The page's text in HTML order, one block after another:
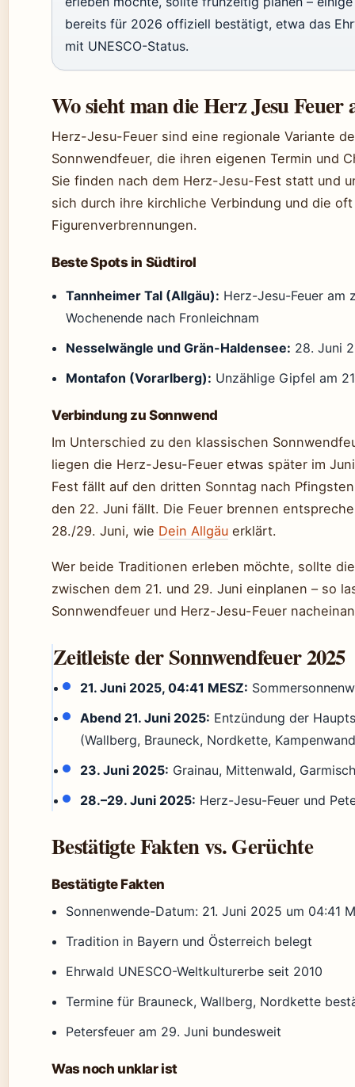
bereits für 2026 offiziell bestätigt, etwa das
mit UNESCO-Status.
Wo sieht man die Herz Jesu Feuer
Herz-Jesu-Feuer sind eine regionale Variante
Sonnwendfeuer, die ihren eigenen Termin und
Sie finden nach dem Herz-Jesu-Fest statt und
sich durch ihre kirchliche Verbindung und die
Figurenverbrennungen.
Beste Spots in Südtirol
Tannheimer Tal (Allgäu): Herz-Jesu-Feuer am
Wochenende nach Fronleichnam
Nesselwängle und Grän-Haldensee: 28. Juni
Montafon (Vorarlberg): Unzählige Gipfel am
Verbindung zu Sonnwend
Im Unterschied zu den klassischen
liegen die Herz-Jesu-Feuer etwas später im
Fest fällt auf den dritten Sonntag nach
den 22. Juni fällt. Die Feuer brennen
28./29. Juni, wie Dein Allgäu erklärt.
Wer beide Traditionen erleben möchte, sollte
zwischen dem 21. und 29. Juni einplanen – so
Sonnwendfeuer und Herz-Jesu-Feuer
Zeitleiste der Sonnwendfeuer 2025
21. Juni 2025, 04:41 MESZ:
Abend 21. Juni 2025: Entzündung der
(Wallberg, Brauneck, Nordkette,
23. Juni 2025: Grainau, Mittenwald,
28.–29. Juni 2025: Herz-Jesu-Feuer und
Bestätigte Fakten vs. Gerüchte
Bestätigte Fakten
Sonnenwende-Datum: 21. Juni 2025 um 04:41
Tradition in Bayern und Österreich belegt
Ehrwald UNESCO-Weltkulturerbe seit 2010
Termine für Brauneck, Wallberg, Nordkette
Petersfeuer am 29. Juni bundesweit
Was noch unklar ist